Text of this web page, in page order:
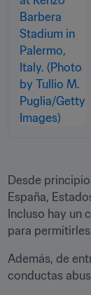
Desde
España,
Incluso hay un
para
Además, de
conductas